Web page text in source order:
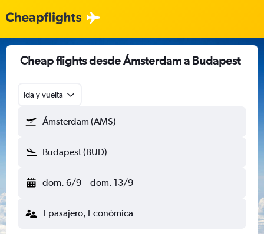
Cheap flights desde Ámsterdam a Budapest
Ida y vuelta
Ámsterdam (AMS)
Budapest (BUD)
dom. 6/9 - dom. 13/9
1 pasajero, Económica